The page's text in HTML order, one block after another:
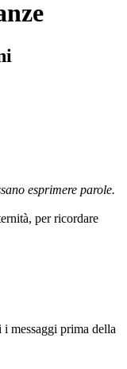
esprimere parole.
per ricordare
messaggi prima della